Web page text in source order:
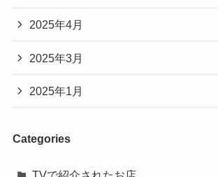
2025年4月
2025年3月
2025年1月
Categories